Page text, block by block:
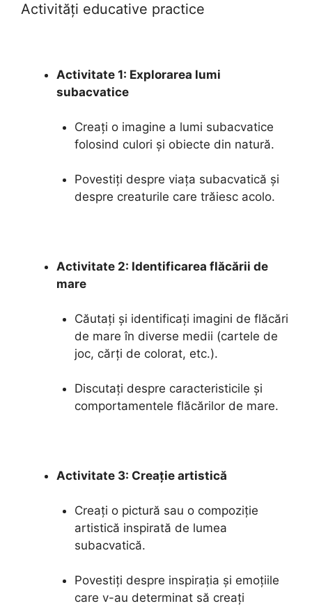
Activități educative practice
Activitate 1: Explorarea lumi
subacvatice
Creați o imagine a lumi subacvatice
folosind culori și obiecte din natură.
Povestiți despre viața subacvatică și
despre creaturile care trăiesc acolo.
Activitate 2: Identificarea flăcării de
mare
Căutați și identificați imagini de flăcări
de mare în diverse medii (cartele de
joc, cărți de colorat, etc.).
Discutați despre caracteristicile și
comportamentele flăcărilor de mare.
Activitate 3: Creație artistică
Creați o pictură sau o compoziție
artistică inspirată de lumea
subacvatică.
Povestiți despre inspirația și emoțiile
care v-au determinat să creați